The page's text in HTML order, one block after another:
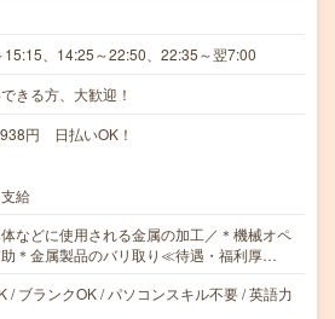
15:15、14:25～22:50、22:35～翌7:00
きる方、大歓迎！
円 日払いOK！
給
などに使用される金属の加工／＊機械オペ
＊金属製品のバリ取り≪待遇・福利厚…
/ ブランクOK / パソコンスキル不要 / 英語力